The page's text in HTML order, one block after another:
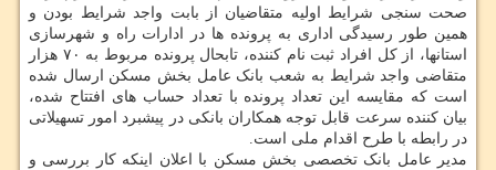
صحت سنجی شرایط اولیه متقاضیان از بابت واجد شرایط بودن و
همین طور رسیدگی اداری به پرونده ها در ادارات راه و شهرسازی
استانها، از کل افراد ثبت نام کننده، تابحال پرونده مربوط به ۷۰ هزار
متقاضی واجد شرایط به شعب بانک عامل بخش مسکن ارسال شده
است که مقایسه این تعداد پرونده با تعداد حساب های افتتاح شده،
بیان کننده سرعت قابل توجه همکاران بانکی در پیشبرد امور تسهیلاتی
در رابطه با طرح اقدام ملی است.
مدیر عامل بانک تخصصی بخش مسکن با اعلان اینکه کار بررسی و